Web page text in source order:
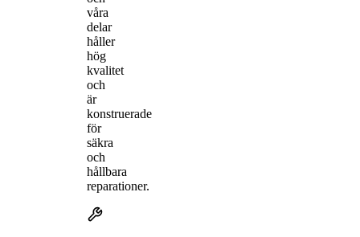
våra
delar
håller
hög
kvalitet
och
är
konstruerade
för
säkra
och
hållbara
reparationer.